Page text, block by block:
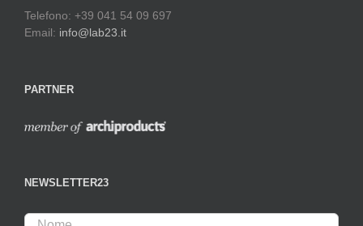
Telefono: +39 041 54 09 697
Email: info@lab23.it
PARTNER
NEWSLETTER23